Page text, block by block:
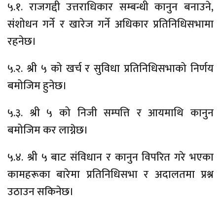
५.१. राजगद्दी उत्तराधिकार सम्बन्धी कानुन बनाउने,
संशोधन गर्ने र खारेज गर्ने अधिकार प्रतिनिधिसभामा
रहनेछ।
५.२. श्री ५ को खर्च र सुविधा प्रतिनिधिसभाको निर्णय
बमोजिम हुनेछ।
५.३. श्री ५ को निजी सम्पत्ति र आयमाथि कानुन
बमोजिम कर लाग्नेछ।
५.४. श्री ५ बाट संविधान र कानुन विपरित गरे भएका
कामहरूका बारेमा प्रतिनिधिसभा र अदालतमा प्रश्न
उठाउन सकिनेछ।